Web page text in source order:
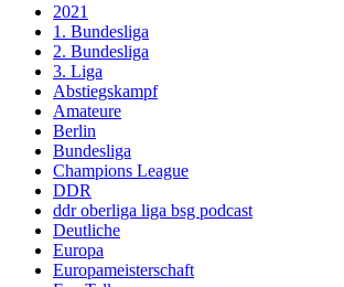
2021
1. Bundesliga
2. Bundesliga
3. Liga
Abstiegskampf
Amateure
Berlin
Bundesliga
Champions League
DDR
ddr oberliga liga bsg podcast
Deutliche
Europa
Europameisterschaft